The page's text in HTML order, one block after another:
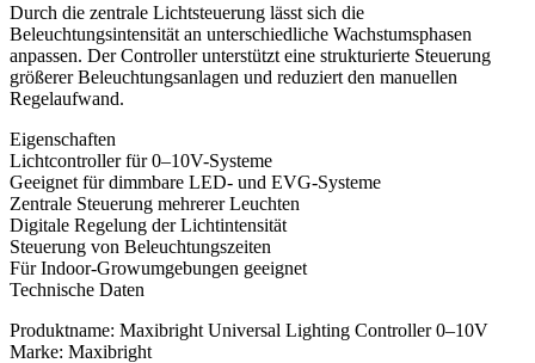
Durch die zentrale Lichtsteuerung lässt sich die
Beleuchtungsintensität an unterschiedliche Wachstumsphasen
anpassen. Der Controller unterstützt eine strukturierte Steuerung
größerer Beleuchtungsanlagen und reduziert den manuellen
Regelaufwand.
Eigenschaften
Lichtcontroller für 0–10V-Systeme
Geeignet für dimmbare LED- und EVG-Systeme
Zentrale Steuerung mehrerer Leuchten
Digitale Regelung der Lichtintensität
Steuerung von Beleuchtungszeiten
Für Indoor-Growumgebungen geeignet
Technische Daten
Produktname: Maxibright Universal Lighting Controller 0–10V
Marke: Maxibright